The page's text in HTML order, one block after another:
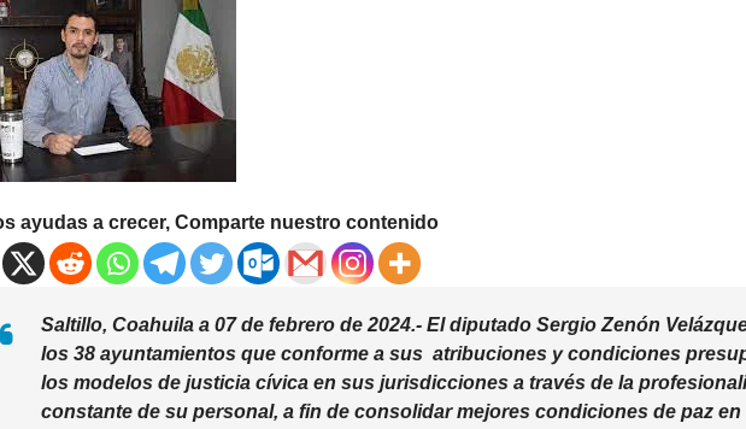
ayudas a crecer, Comparte nuestro contenido
Saltillo, Coahuila a 07 de febrero de 2024.-El diputado Sergio Zenón
los 38 ayuntamientos que conforme a sus atribuciones y condiciones
los modelos de justicia cívica en sus jurisdicciones a través de la
constante de su personal, a fin de consolidar mejores condiciones de paz